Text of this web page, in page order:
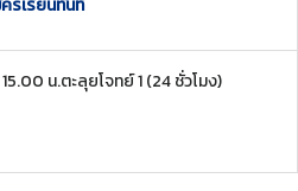
รเรียนทันที
น.ตะลุยโจทย์ 1 (24 ชั่วโมง)